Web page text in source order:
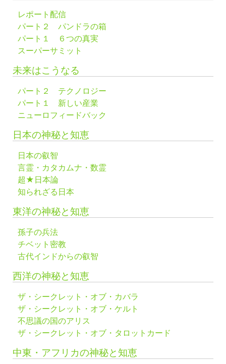
レポート配信
パート２ パンドラの箱
パート１ ６つの真実
スーパーサミット
未来はこうなる
パート２ テクノロジー
パート１ 新しい産業
ニューロフィードバック
日本の神秘と知恵
日本の叡智
言霊・カタカムナ・数霊
超★日本論
知られざる日本
東洋の神秘と知恵
孫子の兵法
チベット密教
古代インドからの叡智
西洋の神秘と知恵
ザ・シークレット・オブ・カバラ
ザ・シークレット・オブ・ケルト
不思議の国のアリス
ザ・シークレット・オブ・タロットカード
中東・アフリカの神秘と知恵